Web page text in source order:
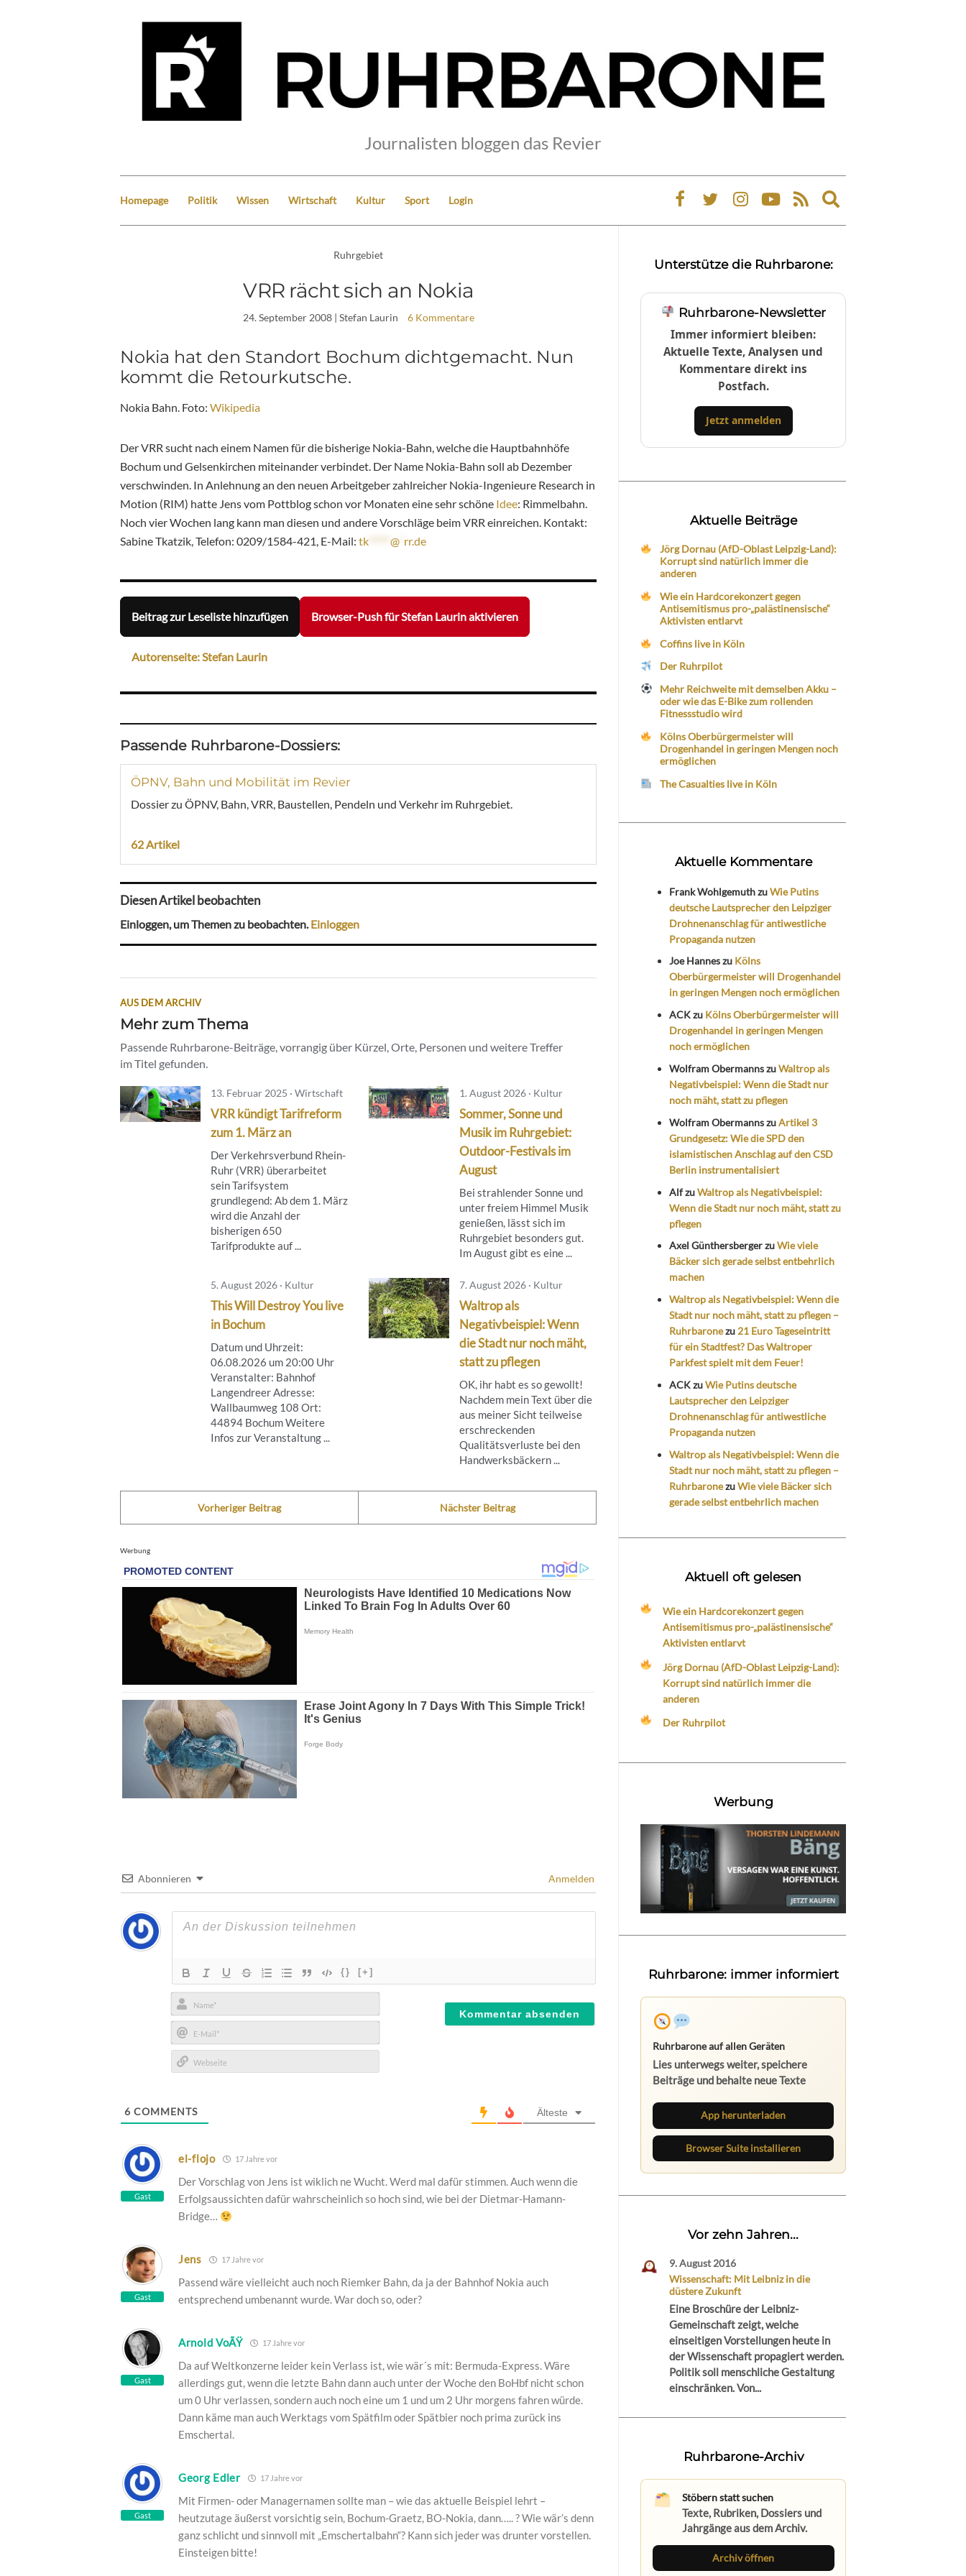
Journalisten bloggen das Revier
Homepage Politik Wissen Wirtschaft Kultur Sport Login
Expand
search
Ruhrgebiet
VRR rächt sich an Nokia
24. September 2008| Stefan Laurin 6 Kommentare
Nokia hat den Standort Bochum dichtgemacht. Nun
kommt die Retourkutsche.
Nokia Bahn. Foto: Wikipedia
Der VRR sucht nach einem Namen für die bisherige Nokia-Bahn, welche die Hauptbahnhöfe
Bochum und Gelsenkirchen miteinander verbindet. Der Name Nokia-Bahn soll ab Dezember
verschwinden. In Anlehnung an den neuen Arbeitgeber zahlreicher Nokia-Ingenieure Research in
Motion (RIM) hatte Jens vom Pottblog schon vor Monaten eine sehr schöne Idee: Rimmelbahn.
Noch vier Wochen lang kann man diesen und andere Vorschläge beim VRR einreichen. Kontakt:
Sabine Tkatzik, Telefon: 0209/1584-421, E-Mail: tk @ rr.de
Beitrag zur Leseliste hinzufügen Browser-Push für Stefan Laurin aktivieren
Autorenseite: Stefan Laurin
Passende Ruhrbarone-Dossiers:
ÖPNV, Bahn und Mobilität im Revier
Dossier zu ÖPNV, Bahn, VRR, Baustellen, Pendeln und Verkehr im Ruhrgebiet.
62 Artikel
Diesen Artikel beobachten
Einloggen, um Themen zu beobachten.Einloggen
AUS DEM ARCHIV
Mehr zum Thema
Passende Ruhrbarone-Beiträge, vorrangig über Kürzel, Orte, Personen und weitere Treffer
im Titel gefunden.
13. Februar 2025 · Wirtschaft
VRR kündigt Tarifreform
zum 1. März an
Der Verkehrsverbund Rhein-
Ruhr (VRR) überarbeitet
sein Tarifsystem
grundlegend: Ab dem 1. März
wird die Anzahl der
bisherigen 650
Tarifprodukte auf ...
1. August 2026 · Kultur
Sommer, Sonne und
Musik im Ruhrgebiet:
Outdoor-Festivals im
August
Bei strahlender Sonne und
unter freiem Himmel Musik
genießen, lässt sich im
Ruhrgebiet besonders gut.
Im August gibt es eine ...
5. August 2026 · Kultur
This Will Destroy You live
in Bochum
Datum und Uhrzeit:
06.08.2026 um 20:00 Uhr
Veranstalter: Bahnhof
Langendreer Adresse:
Wallbaumweg 108 Ort:
44894 Bochum Weitere
Infos zur Veranstaltung ...
7. August 2026 · Kultur
Waltrop als
Negativbeispiel: Wenn
die Stadt nur noch mäht,
statt zu pflegen
OK, ihr habt es so gewollt!
Nachdem mein Text über die
aus meiner Sicht teilweise
erschreckenden
Qualitätsverluste bei den
Handwerksbäckern ...
Vorheriger Beitrag Nächster Beitrag
Werbung
Abonnieren Anmelden
{} [+]
Name*
E-
Mail*
6 COMMENTS Älteste
Gast
el-flojo 17 Jahre vor
Der Vorschlag von Jens ist wiklich ne Wucht. Werd mal dafür stimmen. Auch wenn die
Erfolgsaussichten dafür wahrscheinlich so hoch sind, wie bei der Dietmar-Hamann-
Bridge…
Gast
Jens 17 Jahre vor
Passend wäre vielleicht auch noch Riemker Bahn, da ja der Bahnhof Nokia auch
entsprechend umbenannt wurde. War doch so, oder?
Gast
Arnold VoÃŸ 17 Jahre vor
Da auf Weltkonzerne leider kein Verlass ist, wie wär´s mit: Bermuda-Express. Wäre
allerdings gut, wenn die letzte Bahn dann auch unter der Woche den BoHbf nicht schon
um 0 Uhr verlassen, sondern auch noch eine um 1 und um 2 Uhr morgens fahren würde.
Dann käme man auch Werktags vom Spätfilm oder Spätbier noch prima zurück ins
Emschertal.
Gast
Georg Edler 17 Jahre vor
Mit Firmen- oder Managernamen sollte man – wie das aktuelle Beispiel lehrt –
heutzutage äußerst vorsichtig sein, Bochum-Graetz, BO-Nokia, dann….. ? Wie wär’s denn
ganz schlicht und sinnvoll mit „Emschertalbahn“? Kann sich jeder was drunter vorstellen.
Einsteigen bitte!
Unterstütze die Ruhrbarone:
Ruhrbarone-Newsletter
Immer informiert bleiben:
Aktuelle Texte, Analysen und
Kommentare direkt ins
Postfach.
Jetzt anmelden
Aktuelle Beiträge
Jörg Dornau (AfD-Oblast Leipzig-Land):
Korrupt sind natürlich immer die
anderen
Wie ein Hardcorekonzert gegen
Antisemitismus pro-„palästinensische“
Aktivisten entlarvt
Coffins live in Köln
Der Ruhrpilot
Mehr Reichweite mit demselben Akku –
oder wie das E-Bike zum rollenden
Fitnessstudio wird
Kölns Oberbürgermeister will
Drogenhandel in geringen Mengen noch
ermöglichen
The Casualties live in Köln
Aktuelle Kommentare
Frank WohlgemuthzuWie Putins
deutsche Lautsprecher den Leipziger
Drohnenanschlag für antiwestliche
Propaganda nutzen
Joe Hanneszu Kölns
Oberbürgermeister will Drogenhandel
in geringen Mengen noch ermöglichen
ACKzu Kölns Oberbürgermeister will
Drogenhandel in geringen Mengen
noch ermöglichen
Wolfram ObermannszuWaltrop als
Negativbeispiel: Wenn die Stadt nur
noch mäht, statt zu pflegen
Wolfram ObermannszuArtikel 3
Grundgesetz: Wie die SPD den
islamistischen Anschlag auf den CSD
Berlin instrumentalisiert
AlfzuWaltrop als Negativbeispiel:
Wenn die Stadt nur noch mäht, statt zu
pflegen
Axel GünthersbergerzuWie viele
Bäcker sich gerade selbst entbehrlich
machen
Waltrop als Negativbeispiel: Wenn die
Stadt nur noch mäht, statt zu pflegen –
Ruhrbaronezu 21 Euro Tageseintritt
für ein Stadtfest? Das Waltroper
Parkfest spielt mit dem Feuer!
ACKzuWie Putins deutsche
Lautsprecher den Leipziger
Drohnenanschlag für antiwestliche
Propaganda nutzen
Waltrop als Negativbeispiel: Wenn die
Stadt nur noch mäht, statt zu pflegen –
RuhrbaronezuWie viele Bäcker sich
gerade selbst entbehrlich machen
Aktuell oft gelesen
Wie ein Hardcorekonzert gegen
Antisemitismus pro-„palästinensische“
Aktivisten entlarvt
Jörg Dornau (AfD-Oblast Leipzig-Land):
Korrupt sind natürlich immer die
anderen
Der Ruhrpilot
Werbung
Ruhrbarone: immer informiert
Ruhrbarone auf allen Geräten
Lies unterwegs weiter, speichere
Beiträge und behalte neue Texte
App herunterladen
Browser Suite installieren
Vor zehn Jahren...
9. August 2016
Wissenschaft: Mit Leibniz in die
düstere Zukunft
Eine Broschüre der Leibniz-
Gemeinschaft zeigt, welche
einseitigen Vorstellungen heute in
der Wissenschaft propagiert werden.
Politik soll menschliche Gestaltung
einschränken. Von...
Ruhrbarone-Archiv
Stöbern statt suchen
Texte, Rubriken, Dossiers und
Jahrgänge aus dem Archiv.
Archiv öffnen